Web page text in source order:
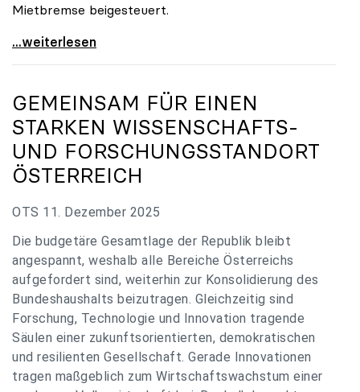
Mietbremse beigesteuert.
„Verzögerung unverständlich“: Universitäten
...weiterlesen
GEMEINSAM FÜR EINEN
STARKEN WISSENSCHAFTS-
UND FORSCHUNGSSTANDORT
ÖSTERREICH
OTS 11. Dezember 2025
Die budgetäre Gesamtlage der Republik bleibt
angespannt, weshalb alle Bereiche Österreichs
aufgefordert sind, weiterhin zur Konsolidierung des
Bundeshaushalts beizutragen. Gleichzeitig sind
Forschung, Technologie und Innovation tragende
Säulen einer zukunftsorientierten, demokratischen
und resilienten Gesellschaft. Gerade Innovationen
tragen maßgeblich zum Wirtschaftswachstum einer